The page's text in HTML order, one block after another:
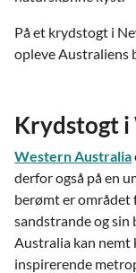
På et krydstogt i
opleve Australiens
Krydstogt
Western Australia
derfor også på en
berømt er området
sandstrande og sin
Australia kan nemt
inspirerende